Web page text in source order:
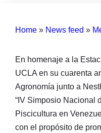
Home » News feed »
En homenaje a la
UCLA en su cuarenta
Agronomía junto a
“IV Simposio Nacional
Piscicultura en
con el propósito de